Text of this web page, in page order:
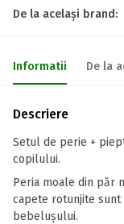
De la același brand:
Informatii De la
Descriere
Setul de perie +
copilului.
Peria moale din păr
capete rotunjite
bebelușului.